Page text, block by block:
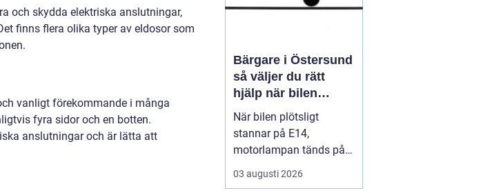
och skydda elektriska anslutningar,
finns flera olika typer av eldosor som
vanligt förekommande i många
fyra sidor och en botten.
anslutningar och är lätta att
Bärgare i Östersund
så väljer du rätt
hjälp när bilen
stannar
När bilen plötsligt
stannar på E14,
motorlampan tänds på
väg hem från fjällen eller
en tung lastbil fastnar i
03 augusti 2026